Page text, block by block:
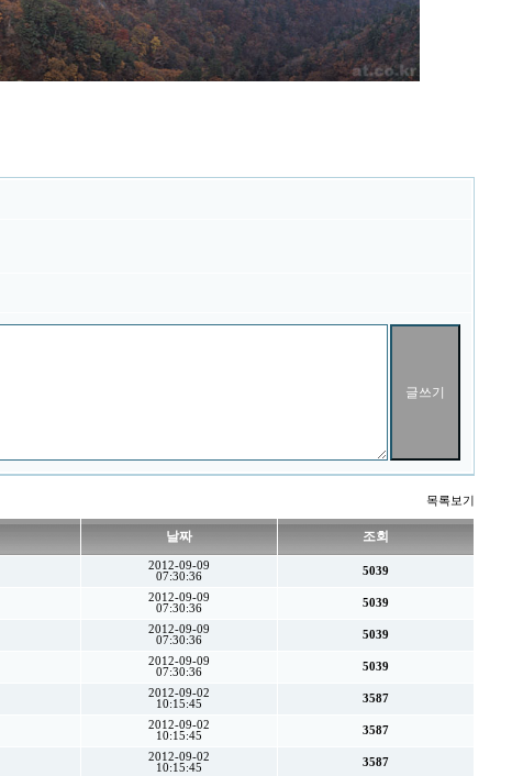
목록보기
날짜 조회
2012-09-09
07:30:36
5039
2012-09-09
07:30:36
5039
2012-09-09
07:30:36
5039
2012-09-09
07:30:36
5039
2012-09-02
10:15:45
3587
2012-09-02
10:15:45
3587
2012-09-02
10:15:45
3587